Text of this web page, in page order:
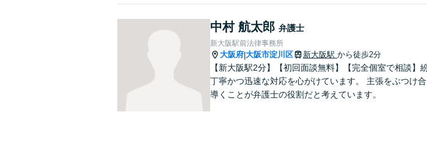
中村 航太郎 弁護士
新大阪駅前法律事務所
大阪府|大阪市淀川区 新大阪駅 から徒歩2分
【新大阪駅2分】【初回面談無料】【完全個室で相談】
丁寧かつ迅速な対応を心がけています。 主張をぶつけ
導くことが弁護士の役割だと考えています。